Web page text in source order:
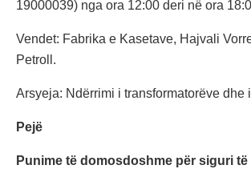
19000039) nga ora 12:00 deri në ora
Vendet: Fabrika e Kasetave, Hajvali
Petroll.
Arsyeja: Ndërrimi i transformatorëve dhe
Pejë
Punime të domosdoshme për siguri